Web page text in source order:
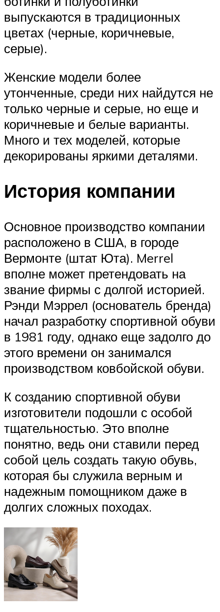
выпускаются в традиционных
цветах (черные, коричневые,
серые).
Женские модели более
утонченные, среди них найдутся не
только черные и серые, но еще и
коричневые и белые варианты.
Много и тех моделей, которые
декорированы яркими деталями.
История компании
Основное производство компании
расположено в США, в городе
Вермонте (штат Юта). Merrel
вполне может претендовать на
звание фирмы с долгой историей.
Рэнди Мэррел (основатель бренда)
начал разработку спортивной обуви
в 1981 году, однако еще задолго до
этого времени он занимался
производством ковбойской обуви.
К созданию спортивной обуви
изготовители подошли с особой
тщательностью. Это вполне
понятно, ведь они ставили перед
собой цель создать такую обувь,
которая бы служила верным и
надежным помощником даже в
долгих сложных походах.